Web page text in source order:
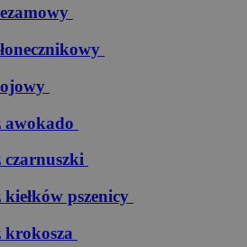
awokado
czarnuszki
kiełków pszenicy
krokosza